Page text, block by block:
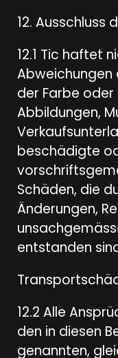
12. Ausschluss
12.1 Tic haftet
Abweichungen
der Farbe
Abbildungen,
beschädigte
Schäden, die
Änderungen,
entstanden
12.2 Alle
den in diesen
genannten,